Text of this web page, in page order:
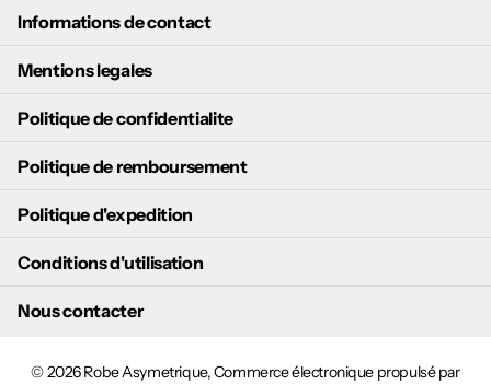
Informations de contact
Mentions legales
Politique de confidentialite
Politique de remboursement
Politique d'expedition
Conditions d'utilisation
Nous contacter
©2026Robe Asymetrique,Commerce électronique propulsé par